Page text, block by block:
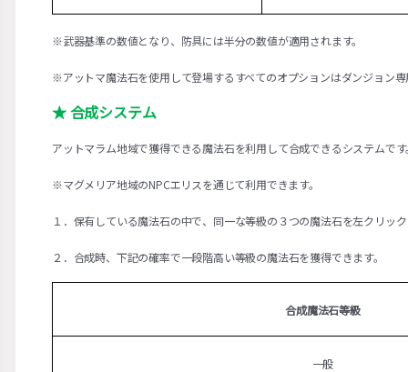
※武器基準の数値となり、防具には半分の数値が適用されます。
※アットマ魔法石を使用して登場するすべてのオプションはダンジョン専
★ 合成システム
アットマラム地域で獲得できる魔法石を利用して合成できるシステムで
※マグメリア地域のNPCエリスを通じて利用できます。
１．保有している魔法石の中で、同一な等級の３つの魔法石を左クリッ
２．合成時、下記の確率で一段階高い等級の魔法石を獲得できます。
合成魔法石等級
一般